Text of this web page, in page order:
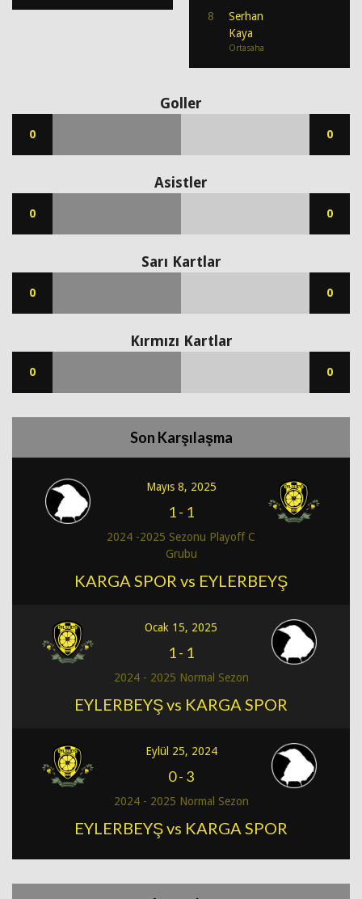
8
Serhan
Kaya
Ortasaha
Goller
0 0
Asistler
0 0
Sarı Kartlar
0 0
Kırmızı Kartlar
0 0
Son Karşılaşma
Mayıs 8, 2025
1- 1
2024 -2025 Sezonu Playoff C
Grubu
KARGA SPOR vs EYLERBEYŞ
Ocak 15, 2025
1- 1
2024 - 2025 Normal Sezon
EYLERBEYŞ vs KARGA SPOR
Eylül 25, 2024
0- 3
2024 - 2025 Normal Sezon
EYLERBEYŞ vs KARGA SPOR